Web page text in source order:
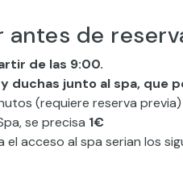
antes de
de las 9:00.
duchas junto al spa, que
(requiere reserva previa)
se precisa 1€
acceso al spa serian los